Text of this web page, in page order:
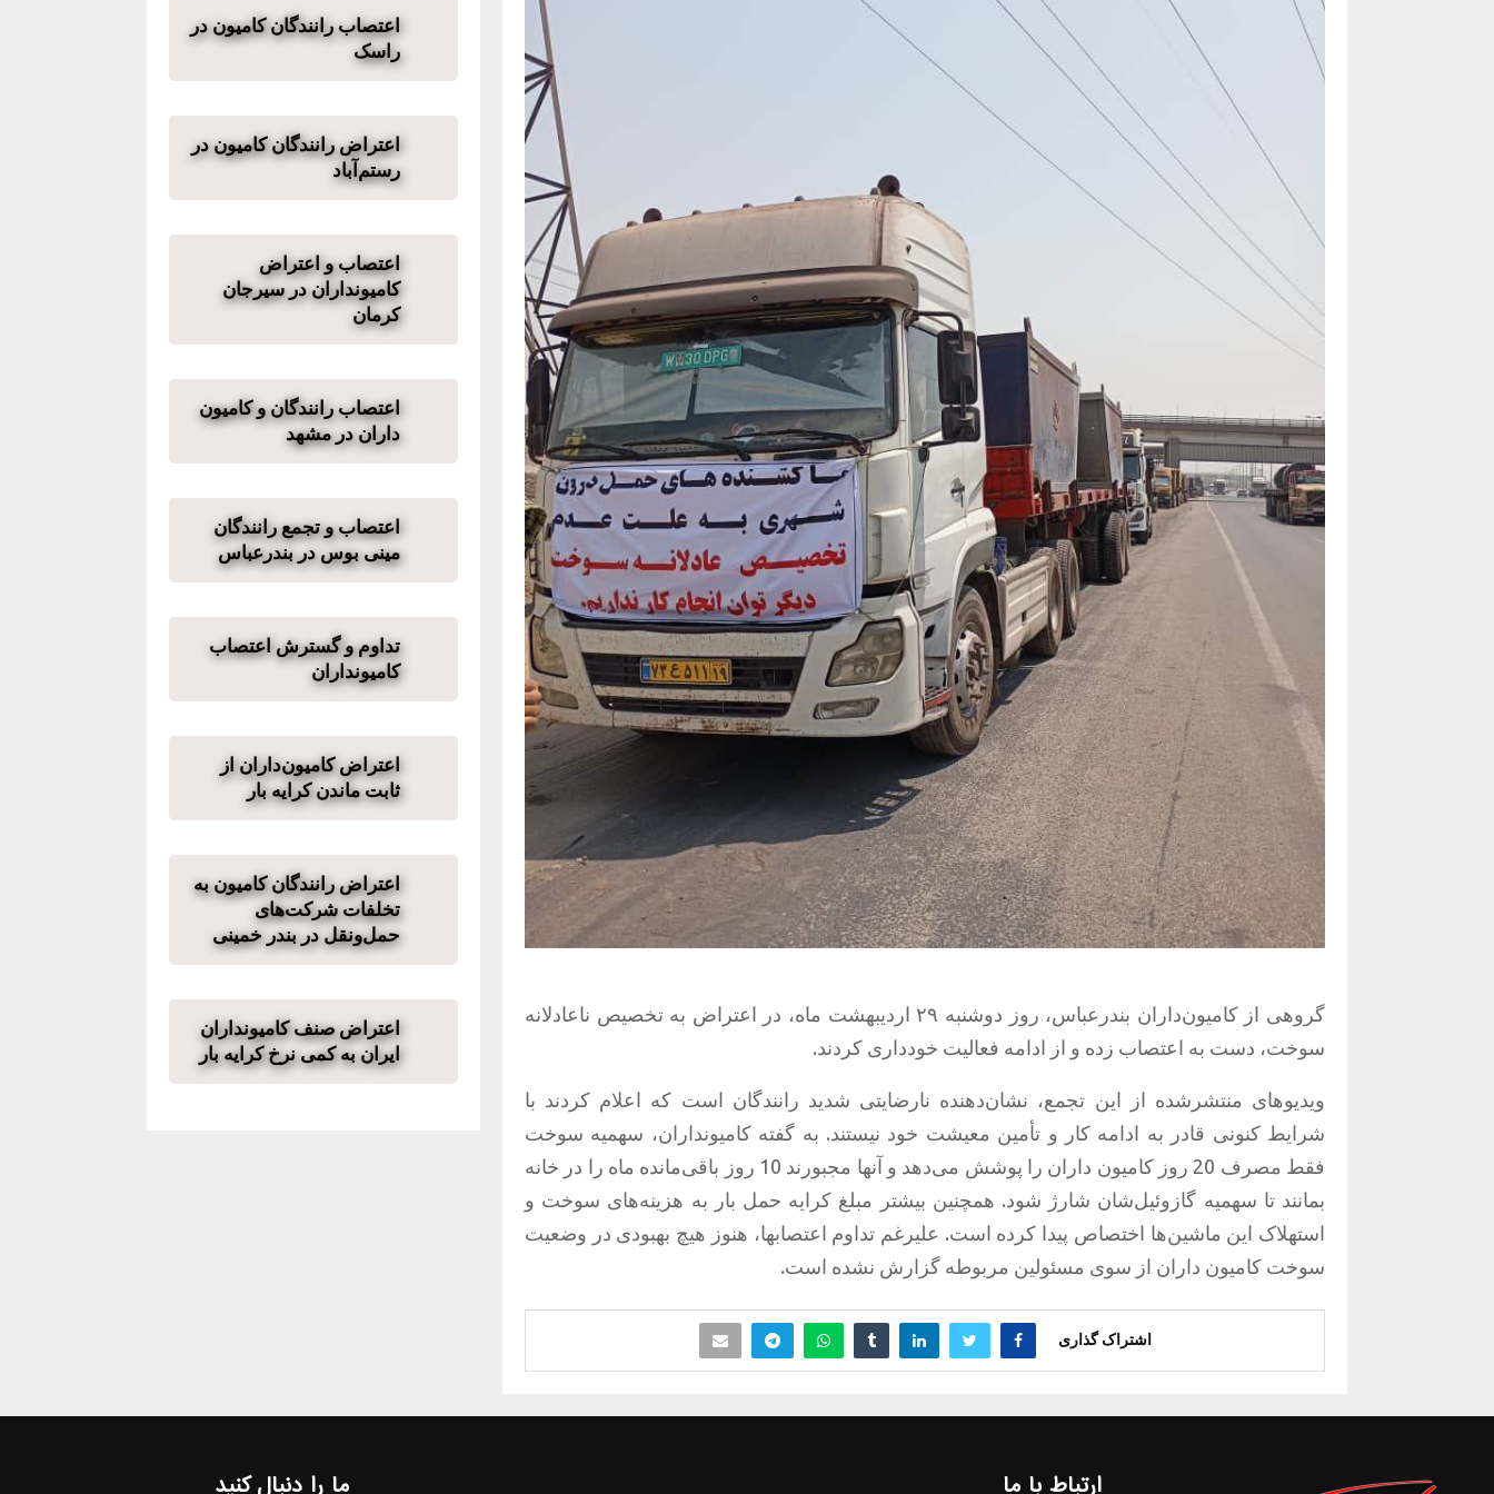
گروهی از کامیون‌داران بندرعباس، روز دوشنبه ۲۹ اردیبهشت ماه، در اعتراض به تخصیص ناعادلانه
سوخت، دست به اعتصاب زده و از ادامه فعالیت خودداری کردند.
ویدیوهای منتشرشده از این تجمع، نشان‌دهنده نارضایتی شدید رانندگان است که اعلام کردند با
شرایط کنونی قادر به ادامه کار و تأمین معیشت خود نیستند. به گفته کامیونداران، سهمیه سوخت
فقط مصرف 20 روز کامیون‌ داران را پوشش می‌دهد و آنها مجبورند 10 روز باقی‌مانده ماه را در خانه
بمانند تا سهمیه گازوئیل‌شان شارژ شود. همچنین بیشتر مبلغ کرایه حمل بار به هزینه‌های سوخت و
استهلاک این ماشین‌ها اختصاص پیدا کرده است. علیرغم تداوم اعتصابها، هنوز هیچ بهبودی در وضعیت
سوخت کامیون‌ داران از سوی مسئولین مربوطه گزارش نشده است.
اشتراک گذاری
اعتصاب رانندگان کامیون در
راسک
اعتراض رانندگان کامیون در
رستم‌آباد
اعتصاب و اعتراض
کامیونداران در سیرجان
کرمان
اعتصاب رانندگان و کامیون
داران در مشهد
اعتصاب و تجمع رانندگان
مینی‌ بوس در بندرعباس
تداوم و گسترش اعتصاب
کامیونداران
اعتراض کامیون‌داران از
ثابت ماندن کرایه بار
اعتراض رانندگان کامیون به
تخلفات شرکت‌های
حمل‌ونقل در بندر خمینی
اعتراض صنف کامیونداران
ایران به کمی نرخ کرایه بار
ارتباط با ما ما را دنبال کنید